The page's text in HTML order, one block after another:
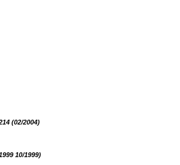
(02/2004)
10/1999)